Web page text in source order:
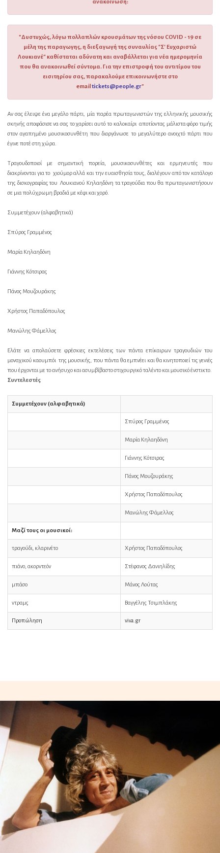
ανακοίνωση:
"Δυστυχώς, λόγω πολλαπλών κρουσμάτων της νόσου COVID - 19 σε
μέλη της παραγωγης, η διεξαγωγή της συναυλίας "Σ' Ευχαριστώ
Λουκιανέ" καθίσταται αδύνατη και αναβάλλεται για νέα ημερομηνία
που θα ανακοινωθεί σύντομα. Για την επιστροφή του αντιτίμου του
εισιτηρίου σας, παρακαλούμε επικοινωνήστε στο
email tickets@people.gr"
Αν σας έλειψε ένα μεγάλο πάρτι, μία παρέα πρωταγωνιστών της ελληνικής μουσικής
σκηνής αποφάσισε να σας το χαρίσει αυτό το καλοκαίρι αποτίοντας μάλιστα φόρο τιμής
στον αγαπημένο μουσικοσυνθέτη που διοργάνωσε το μεγαλύτερο ανοιχτό πάρτι που
έγινε ποτέ στη χώρα.
Τραγουδοποιοί με σημαντική πορεία, μουσικοσυνθέτες και ερμηνευτές που
διακρίνονται για το χιούμορ αλλά και την ευαισθησία τους, διαλέγουν από τον κατάλογο
της δισκογραφίας του Λουκιανού Κηλαηδόνη τα τραγούδια που θα πρωταγωνιστήσουν
σε μια πολύχρωμη βραδιά με κέφι και χορό.
Συμμετέχουν (αλφαβητικά)
Σπύρος Γραμμένος
Μαρία Κηλαηδόνη
Γιάννης Κότσιρας
Πάνος Μουζουράκης
Χρήστος Παπαδόπουλος
Μανώλης Φάμελλος
Ελάτε να απολαύσετε φρέσκιες εκτελέσεις των πάντα επίκαιρων τραγουδιών του
μοναχικού καουμπόι της μουσικής, που πάντα θα εμπνέει και θα κινητοποιεί τις γενιές
που έρχονται με το ανήσυχο και ασυμβίβαστο στιχουργικό ταλέντο και μουσικό ένστικτο.
Συντελεστές
Συμμετέχουν (αλφαβητικά)
Σπύρος Γραμμένος
Μαρία Κηλαηδόνη
Γιάννης Κότσιρας
Πάνος Μουζουράκης
Χρήστος Παπαδόπουλος
Μανώλης Φάμελλος
Μαζί τους οι μουσικοί:
τραγούδι, κλαρινέτο Χρήστος Παπαδόπουλος
πιάνο, ακορντεόν Στέφανος Δανιηλίδης
μπάσο Μάνος Λούτας
ντραμς Βαγγέλης Τσιμπλάκης
Προπώληση viva.gr